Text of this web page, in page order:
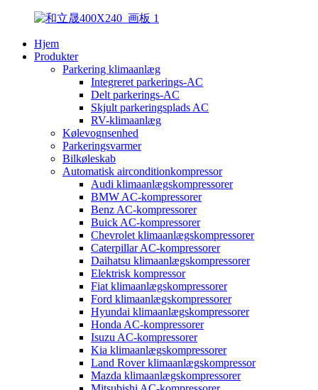
Hjem
Produkter
Parkering klimaanlæg
Integreret parkerings-AC
Delt parkerings-AC
Skjult parkeringsplads AC
RV-klimaanlæg
Kølevognsenhed
Parkeringsvarmer
Bilkøleskab
Automatisk airconditionkompressor
Audi klimaanlægskompressorer
BMW AC-kompressorer
Benz AC-kompressorer
Buick AC-kompressorer
Chevrolet klimaanlægskompressorer
Caterpillar AC-kompressorer
Daihatsu klimaanlægskompressorer
Elektrisk kompressor
Fiat klimaanlægskompressorer
Ford klimaanlægskompressorer
Hyundai klimaanlægskompressorer
Honda AC-kompressorer
Isuzu AC-kompressorer
Kia klimaanlægskompressorer
Land Rover klimaanlægskompressor
Mazda klimaanlægskompressorer